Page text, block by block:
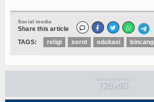
Social media
Share this article
TAGS:
religi sorot edukasi bincang